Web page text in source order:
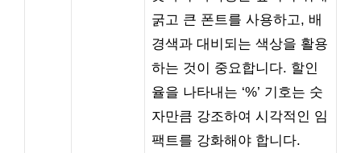
굵고 큰 폰트를 사용하고, 배
경색과 대비되는 색상을 활용
하는 것이 중요합니다. 할인
율을 나타내는 ‘%’ 기호는 숫
자만큼 강조하여 시각적인 임
팩트를 강화해야 합니다.